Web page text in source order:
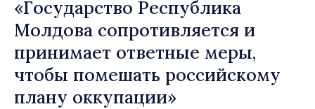
«Государство Республика
Молдова сопротивляется и
принимает ответные меры,
чтобы помешать российскому
плану оккупации»